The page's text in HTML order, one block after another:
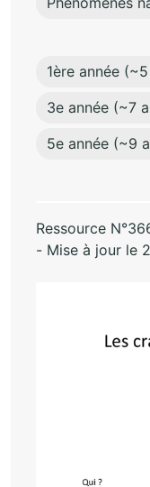
1ère année
3e année (~7
5e année (~9
Ressource
- Mise à jour le